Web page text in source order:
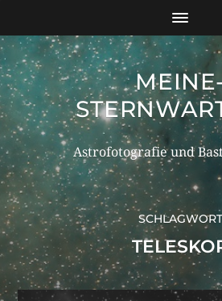
Astrofotografie und
SCHLAGWORT